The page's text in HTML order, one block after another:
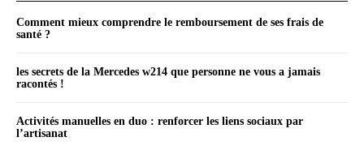
Comment mieux comprendre le remboursement de ses frais de
santé ?
les secrets de la Mercedes w214 que personne ne vous a jamais
racontés !
Activités manuelles en duo : renforcer les liens sociaux par
l’artisanat